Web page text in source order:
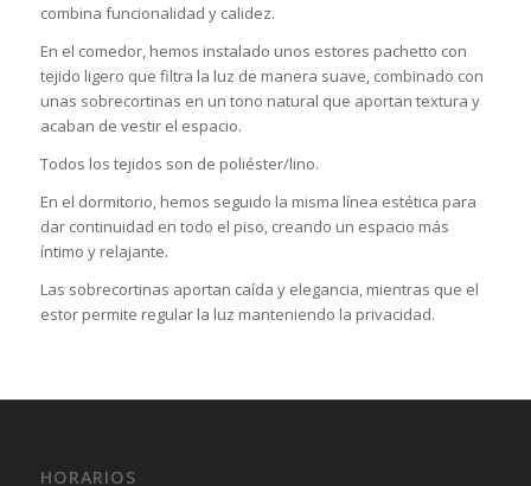
combina funcionalidad y calidez.
En el comedor, hemos instalado unos estores pachetto con
tejido ligero que filtra la luz de manera suave, combinado con
unas sobrecortinas en un tono natural que aportan textura y
acaban de vestir el espacio.
Todos los tejidos son de poliéster/lino.
En el dormitorio, hemos seguido la misma línea estética para
dar continuidad en todo el piso, creando un espacio más
íntimo y relajante.
Las sobrecortinas aportan caída y elegancia, mientras que el
estor permite regular la luz manteniendo la privacidad.
HORARIOS